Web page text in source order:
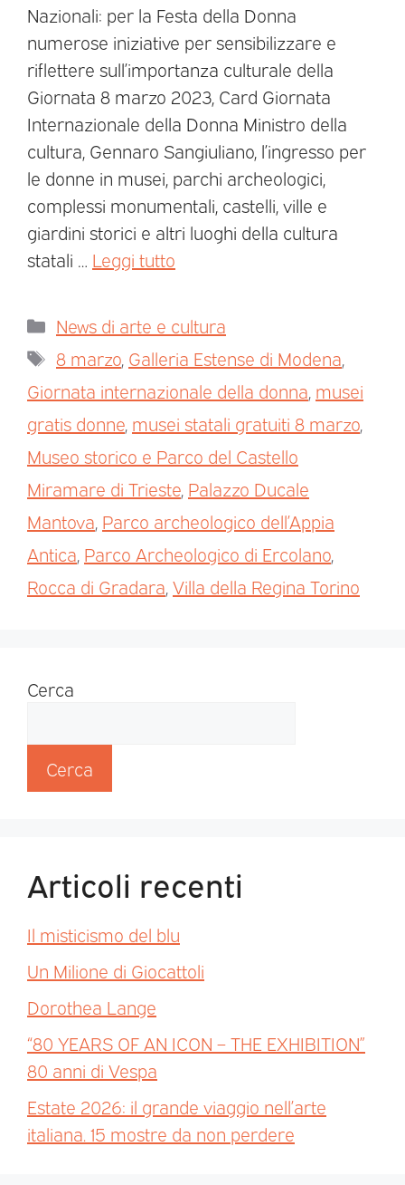
Nazionali: per la Festa della Donna
numerose iniziative per sensibilizzare e
riflettere sull’importanza culturale della
Giornata 8 marzo 2023, Card Giornata
Internazionale della Donna Ministro della
cultura, Gennaro Sangiuliano, l’ingresso per
le donne in musei, parchi archeologici,
complessi monumentali, castelli, ville e
giardini storici e altri luoghi della cultura
statali … Leggi tutto
News di arte e cultura
8 marzo Galleria Estense di Modena
Giornata internazionale della donna musei
gratis donne musei statali gratuiti 8 marzo
Museo storico e Parco del Castello
Miramare di Trieste Palazzo Ducale
Mantova Parco archeologico dell’Appia
Antica Parco Archeologico di Ercolano
Rocca di Gradara Villa della Regina Torino
Cerca
Cerca
Articoli recenti
Il misticismo del blu
Un Milione di Giocattoli
Dorothea Lange
“80 YEARS OF AN ICON – THE EXHIBITION”
80 anni di Vespa
Estate 2026: il grande viaggio nell’arte
italiana. 15 mostre da non perdere